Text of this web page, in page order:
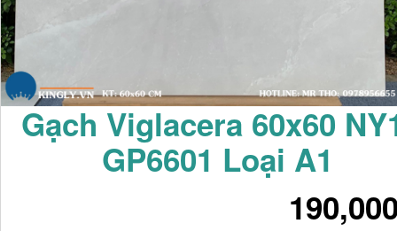
Gạch Viglacera 60x60
GP6601 Loại A1